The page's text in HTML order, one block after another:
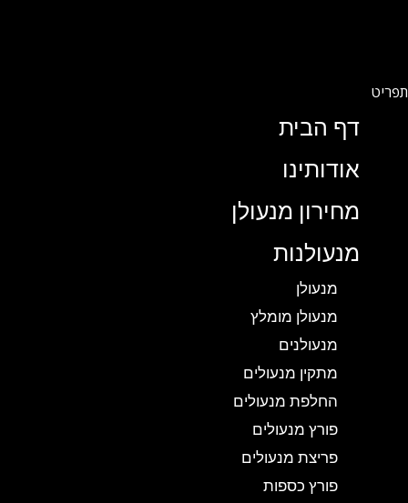
דף הבית
אודותינו
מחירון מנעולן
מנעולנות
מנעולן
מנעולן מומלץ
מנעולנים
מתקין מנעולים
החלפת מנעולים
פורץ מנעולים
פריצת מנעולים
פורץ כספות